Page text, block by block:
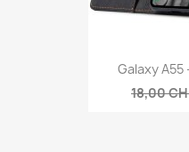
Galaxy
18,00